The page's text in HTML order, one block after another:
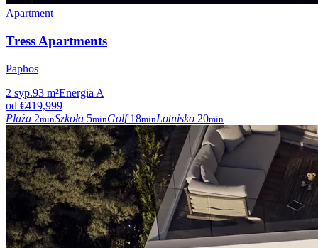
Apartment
Tress Apartments
Paphos
2 syp.93 m²Energia A
od €419,999
Plaża 2minSzkoła 5minGolf 18minLotnisko 20min